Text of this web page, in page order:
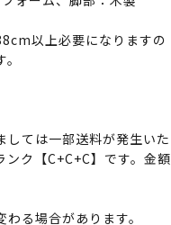
以上必要になりますの
ては一部送料が発生いた
ンク【C+C+C】です。金額
る場合があります。